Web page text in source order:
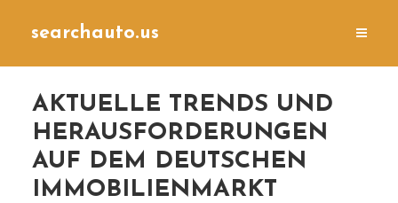
searchauto.us
AKTUELLE TRENDS UND
HERAUSFORDERUNGEN
AUF DEM DEUTSCHEN
IMMOBILIENMARKT